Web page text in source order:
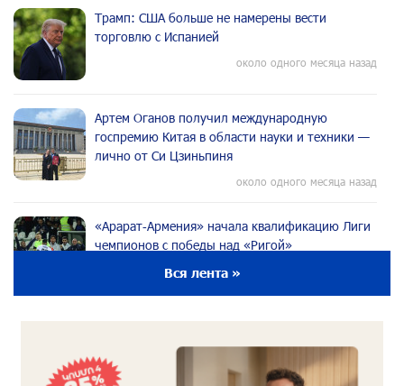
Трамп: США больше не намерены вести
торговлю с Испанией
около одного месяца назад
Артем Оганов получил международную
госпремию Китая в области науки и техники —
лично от Си Цзиньпиня
около одного месяца назад
«Арарат‑Армения» начала квалификацию Лиги
чемпионов с победы над «Ригой»
около одного месяца назад
Аравийским морем
около одного месяца назад
Вся лента »